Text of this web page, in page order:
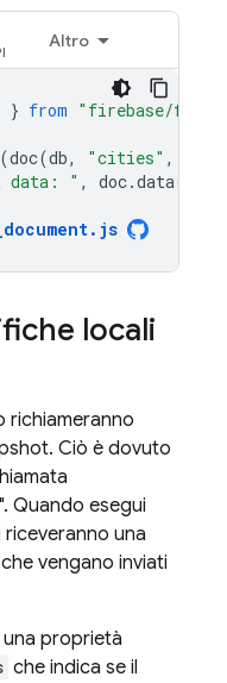
Altro
} from "firebase/
(doc(db, "cities" ,
data: " , doc.data());
. js
locali
richiameranno
Ciò è dovuto
Quando esegui
una
vengano inviati
proprietà
che indica se il